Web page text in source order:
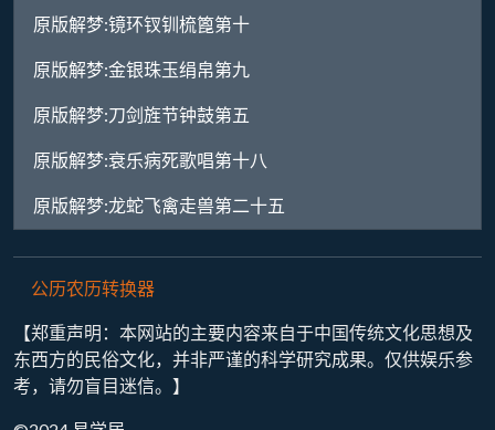
原版解梦:镜环钗钏梳篦第十
原版解梦:金银珠玉绢帛第九
原版解梦:刀剑旌节钟鼓第五
原版解梦:衰乐病死歌唱第十八
原版解梦:龙蛇飞禽走兽第二十五
公历农历转换器
【郑重声明：本网站的主要内容来自于中国传统文化思想及
东西方的民俗文化，并非严谨的科学研究成果。仅供娱乐参
考，请勿盲目迷信。】